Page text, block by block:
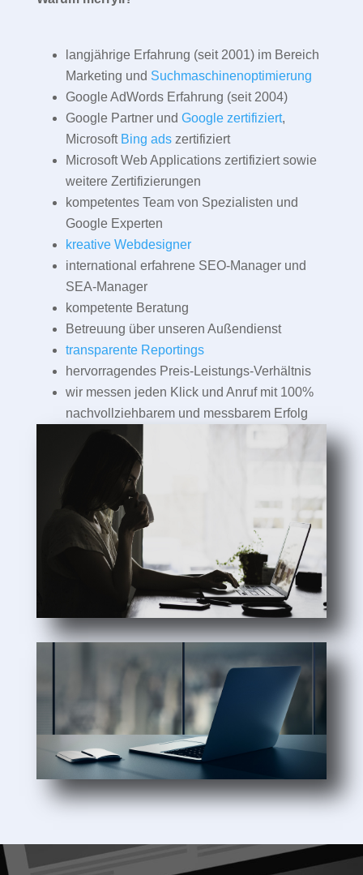
langjährige Erfahrung (seit 2001) im Bereich
Marketing und Suchmaschinenoptimierung
Google AdWords Erfahrung (seit 2004)
Google Partner und Google zertifiziert,
Microsoft Bing adszertifiziert
Microsoft Web Applications zertifiziert sowie
weitere Zertifizierungen
kompetentes Team von Spezialisten und
Google Experten
kreative Webdesigner
international erfahrene SEO-Manager und
SEA-Manager
kompetente Beratung
Betreuung über unseren Außendienst
transparente Reportings
hervorragendes Preis-Leistungs-Verhältnis
wir messen jeden Klick und Anruf mit 100%
nachvollziehbarem und messbarem Erfolg